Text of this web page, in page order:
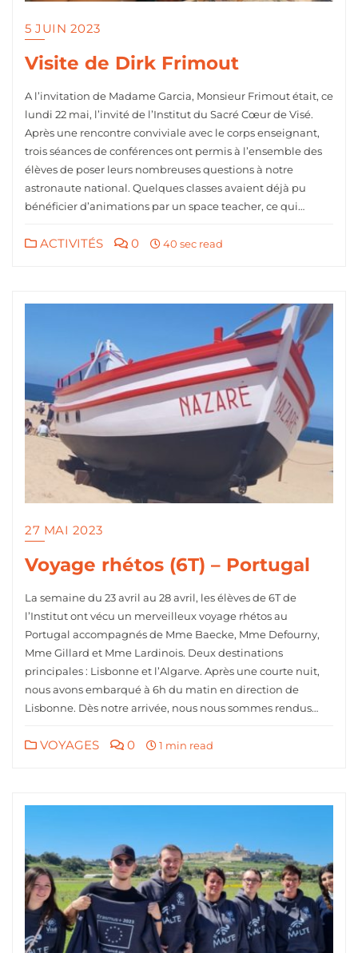
5 JUIN 2023
Visite de Dirk Frimout
A l’invitation de Madame Garcia, Monsieur Frimout était, ce
lundi 22 mai, l’invité de l’Institut du Sacré Cœur de Visé.
Après une rencontre conviviale avec le corps enseignant,
trois séances de conférences ont permis à l’ensemble des
élèves de poser leurs nombreuses questions à notre
astronaute national. Quelques classes avaient déjà pu
bénéficier d’animations par un space teacher, ce qui…
ACTIVITÉS 0 40 sec read
27 MAI 2023
Voyage rhétos (6T) – Portugal
La semaine du 23 avril au 28 avril, les élèves de 6T de
l’Institut ont vécu un merveilleux voyage rhétos au
Portugal accompagnés de Mme Baecke, Mme Defourny,
Mme Gillard et Mme Lardinois. Deux destinations
principales : Lisbonne et l’Algarve. Après une courte nuit,
nous avons embarqué à 6h du matin en direction de
Lisbonne. Dès notre arrivée, nous nous sommes rendus…
VOYAGES 0 1 min read